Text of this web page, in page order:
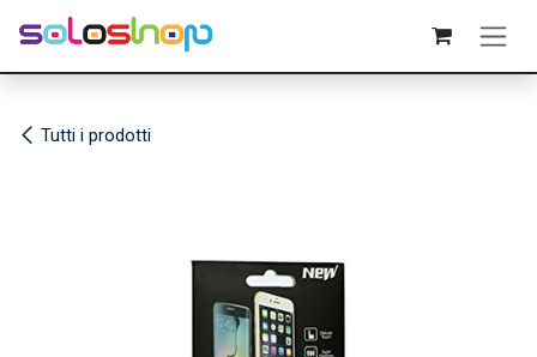
Passa al contenuto
Tutti i prodotti